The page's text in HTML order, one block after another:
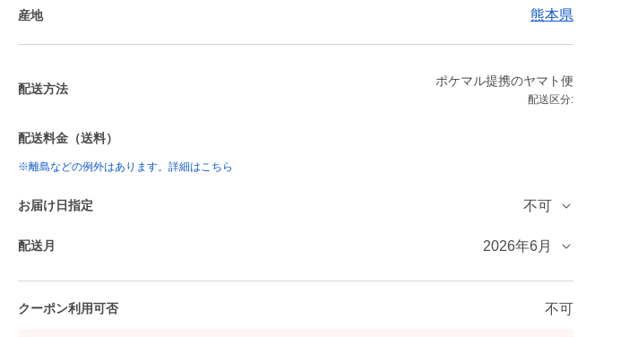
産地 熊本県
配送方法
ポケマル提携のヤマト便
配送区分:
配送料金（送料）
※離島などの例外はあります。詳細はこちら
お届け日指定 不可
配送月 2026年6月
クーポン利用可否 不可